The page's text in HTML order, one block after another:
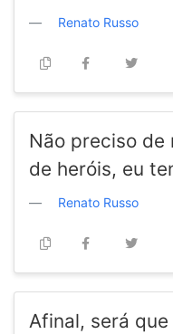
Renato Russo
Não preciso de
de heróis, eu
Renato Russo
Afinal, será